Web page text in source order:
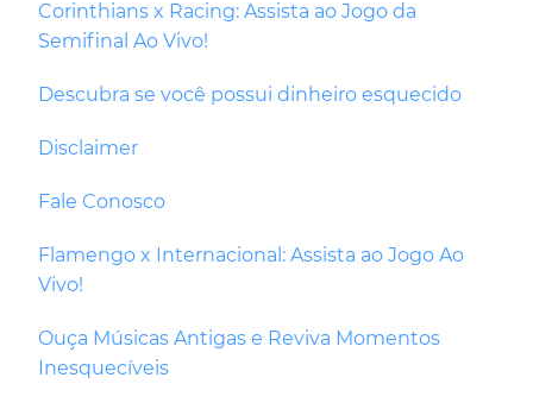
Corinthians x Racing: Assista ao Jogo da
Semifinal Ao Vivo!
Descubra se você possui dinheiro esquecido
Disclaimer
Fale Conosco
Flamengo x Internacional: Assista ao Jogo Ao
Vivo!
Ouça Músicas Antigas e Reviva Momentos
Inesquecíveis